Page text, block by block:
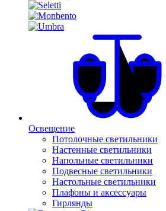
Освещение
Потолочные светильники
Настенные светильники
Напольные светильники
Подвесные светильники
Настольные светильники
Плафоны и аксессуары
Гирлянды